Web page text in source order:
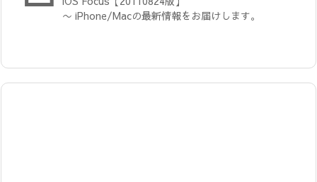
〜 iPhone/Macの最新情報をお届けします。